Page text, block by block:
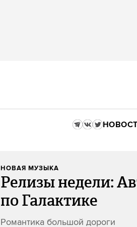
НОВАЯ МУЗЫКА
Релизы недели:
по Галактике
Романтика большой дороги